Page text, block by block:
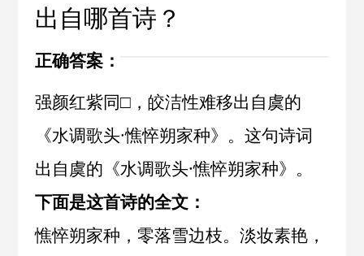
出自哪首诗？
正确答案：
强颜红紫同□，皎洁性难移出自虞的
《水调歌头·憔悴朔家种》。这句诗词
出自虞的《水调歌头·憔悴朔家种》。
下面是这首诗的全文：
憔悴朔家种，零落雪边枝。淡妆素艳，